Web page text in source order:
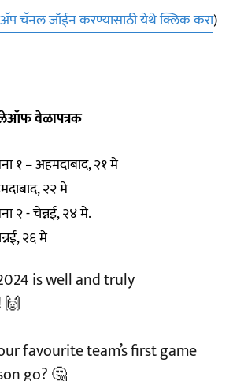
चॅनल जॉईन करण्यासाठी येथे क्लिक करा)
वेळापत्रक
१ – अहमदाबाद, २१ मे
२२ मे
२ - चेन्नई, २४ मे.
२६ मे
is well and truly
🙌
favourite team’s first game
go? 🤔